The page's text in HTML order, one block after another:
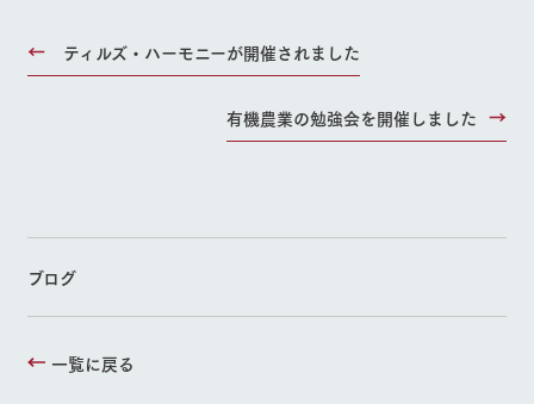
ティルズ・ハーモニーが開催されました
有機農業の勉強会を開催しました
ブログ
一覧に戻る